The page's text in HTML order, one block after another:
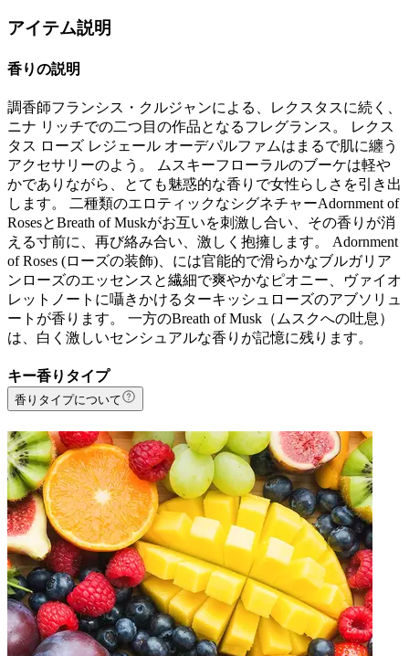
アイテム説明
香りの説明
調香師フランシス・クルジャンによる、レクスタスに続く、
ニナ リッチでの二つ目の作品となるフレグランス。 レクス
タス ローズ レジェール オーデパルファムはまるで肌に纏う
アクセサリーのよう。 ムスキーフローラルのブーケは軽や
かでありながら、とても魅惑的な香りで女性らしさを引き出
します。 二種類のエロティックなシグネチャーAdornment of
RosesとBreath of Muskがお互いを刺激し合い、その香りが消
える寸前に、再び絡み合い、激しく抱擁します。 Adornment
of Roses (ローズの装飾)、には官能的で滑らかなブルガリア
ンローズのエッセンスと繊細で爽やかなピオニー、ヴァイオ
レットノートに囁きかけるターキッシュローズのアブソリュ
ートが香ります。 一方のBreath of Musk（ムスクへの吐息）
は、白く激しいセンシュアルな香りが記憶に残ります。
キー香りタイプ
香りタイプについて